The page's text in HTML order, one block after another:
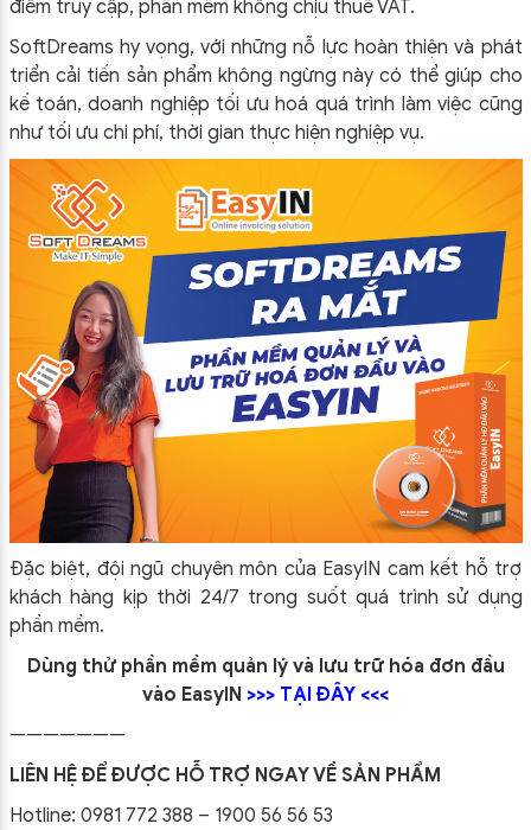
ĐĂNG KÝ!
điểm truy cập, phần mềm không chịu thuế VAT.
SoftDreams hy vọng, với những nỗ lực hoàn thiện và phát
triển cải tiến sản phẩm không ngừng này có thể giúp cho
kế toán, doanh nghiệp tối ưu hoá quá trình làm việc cũng
như tối ưu chi phí, thời gian thực hiện nghiệp vụ.
Đặc biệt, đội ngũ chuyên môn của EasyIN cam kết hỗ trợ
khách hàng kịp thời 24/7 trong suốt quá trình sử dụng
phần mềm.
Dùng thử phần mềm quản lý và lưu trữ hóa đơn đầu
vào EasyIN >>> TẠI ĐÂY <<<
———————
LIÊN HỆ ĐỂ ĐƯỢC HỖ TRỢ NGAY VỀ SẢN PHẨM
Hotline: 0981 772 388 – 1900 56 56 53